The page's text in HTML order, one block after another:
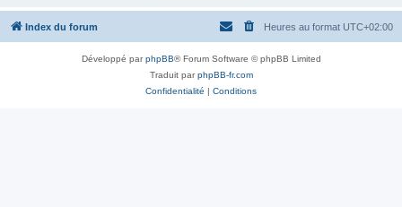
Index du forum Heures au format UTC+02:00
Développé parphpBB® Forum Software © phpBB Limited
Traduit parphpBB-fr.com
Confidentialité | Conditions